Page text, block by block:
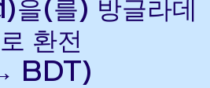
(를) 방글라데
환전
BDT)